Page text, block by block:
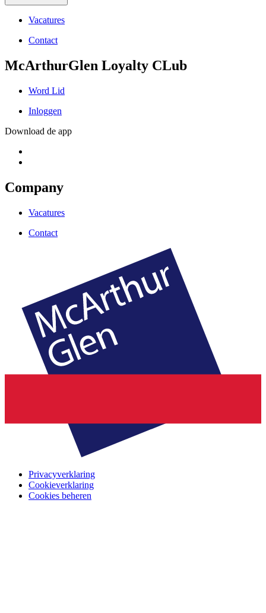
Vacatures
Contact
McArthurGlen Loyalty CLub
Word Lid
Inloggen
Download de app
Company
Vacatures
Contact
Privacyverklaring
Cookieverklaring
Cookies beheren